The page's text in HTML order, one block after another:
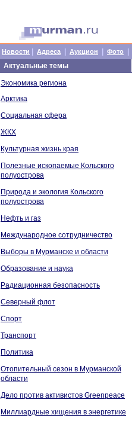
Новости Адреса Аукцион Фото
Актуальные темы
Экономика региона
Арктика
Социальная сфера
ЖКХ
Культурная жизнь края
Полезные ископаемые Кольского
полуострова
Природа и экология Кольского
полуострова
Нефть и газ
Международное сотрудничество
Выборы в Мурманске и области
Образование и наука
Радиационная безопасность
Северный флот
Спорт
Транспорт
Политика
Отопительный сезон в Мурманской
области
Дело против активистов Greenpeace
Миллиардные хищения в энергетике